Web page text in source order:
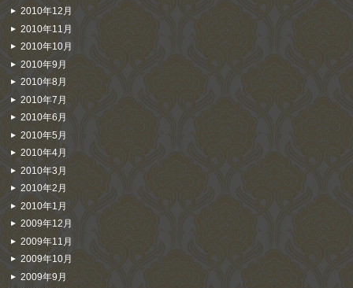
2010年12月
2010年11月
2010年10月
2010年9月
2010年8月
2010年7月
2010年6月
2010年5月
2010年4月
2010年3月
2010年2月
2010年1月
2009年12月
2009年11月
2009年10月
2009年9月